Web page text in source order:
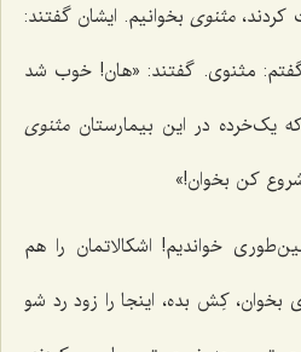
کردند، مثنویبخوانیم. ایشان گفتند:
مثنوی. گفتند: «هان! خوب شد
یک‌خرده در این بیمارستان مثنوی
کن بخوان!»
خواندیم! اشکالاتمان را هم
بخوان، کِش بده، اینجا را زود رد شو